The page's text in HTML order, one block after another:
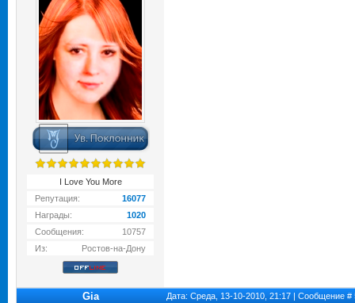
I Love You More
Репутация:
16077
Награды:
1020
Сообщения:
10757
Из:
Ростов-на-Дону
Gia Дата: Среда, 13-10-2010, 21:17 | Сообщение #